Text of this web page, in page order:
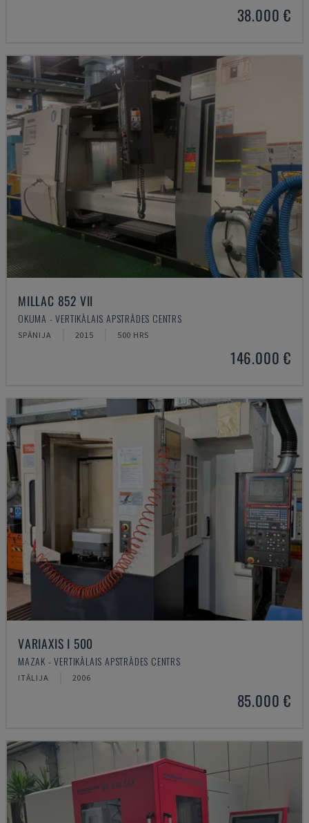
38.000 €
MILLAC 852 VII
OKUMA - VERTIKĀLAIS APSTRĀDES CENTRS
SPĀNIJA 2015 500 HRS
146.000 €
VARIAXIS I 500
MAZAK - VERTIKĀLAIS APSTRĀDES CENTRS
ITĀLIJA 2006
85.000 €